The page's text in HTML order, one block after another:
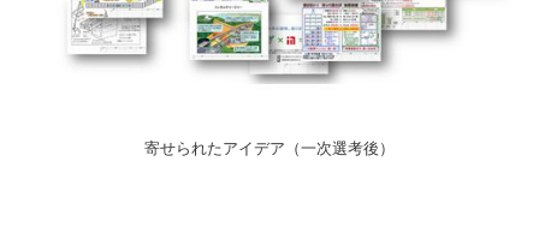
寄せられたアイデア（一次選考後）